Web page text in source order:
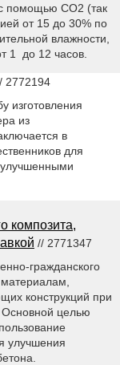
помощью CO2 (так
от 15 до 30% по
влажности,
1 до 12 часов.
2772194
изготовления
из
в
для
композита,
// 2771347
гражданского
конструкций при
Основной целью
улучшения